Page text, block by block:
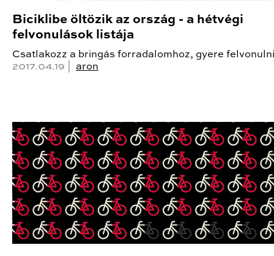
Biciklibe öltözik az ország - a hétvégi
felvonulások listája
Csatlakozz a bringás forradalomhoz, gyere
2017.04.19 | aron